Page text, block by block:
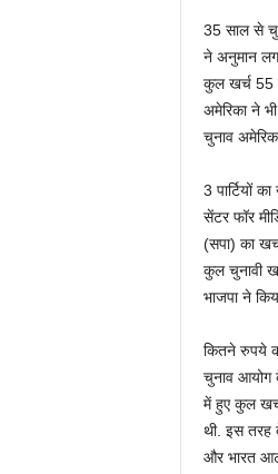
35 साल से
ने अनुमान
कुल खर्च 55
अमेरिका ने
चुनाव
3 पार्टियों
सेंटर फॉर
(सपा) का
कुल चुनावी
भाजपा ने
कितने रुपये
चुनाव आयोग
में हुए कुल
थी. इस तरह
और भारत